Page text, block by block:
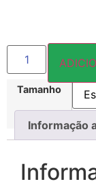
Tamanho
Informação